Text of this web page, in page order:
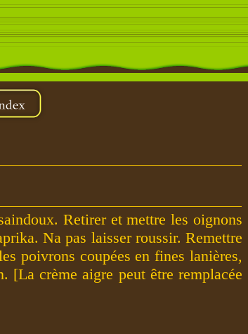
Retirer et mettre les oignons
Na pas laisser roussir. Remettre
poivrons coupées en fines lanières,
crème aigre peut être remplacée